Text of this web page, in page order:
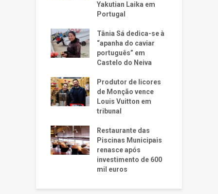
Yakutian Laika em
Portugal
Tânia Sá dedica-se à
“apanha do caviar
português” em
Castelo do Neiva
Produtor de licores
de Monção vence
Louis Vuitton em
tribunal
Restaurante das
Piscinas Municipais
renasce após
investimento de 600
mil euros